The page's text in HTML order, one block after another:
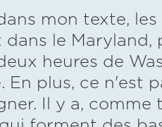
mon texte,
le Maryland,
heures de
En plus, ce n'est
Il y a, comme